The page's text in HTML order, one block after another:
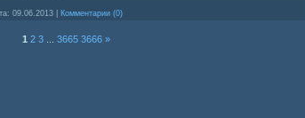
09.06.2013 Комментарии (0)
1 2 3 3665 3666 »